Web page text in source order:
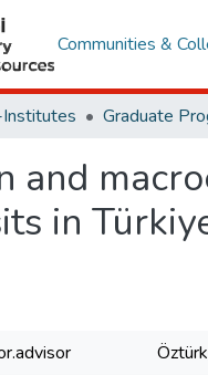
Communities &
and
in